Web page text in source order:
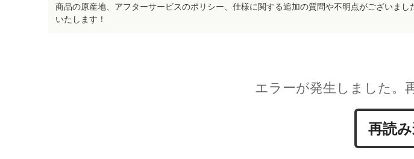
商品の原産地、アフターサービスのポリシー、仕様に関する追加の質問や不明点がございま
いたします！
エラーが発生しました。
再読